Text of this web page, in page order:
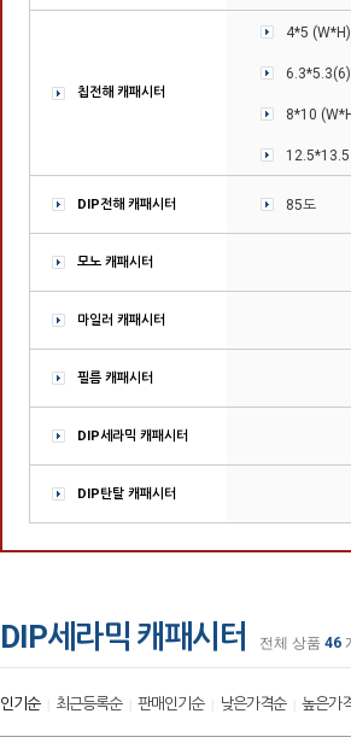
칩전해 캐패시터
4*5
8*10
12.5*13.5
DIP전해 캐패시터 85도
모노 캐패시터
마일러 캐패시터
필름 캐패시터
DIP세라믹 캐패시터
DIP탄탈 캐패시터
DIP세라믹 캐패시터 전체 상품 46
인기순| 최근등록순| 판매인기순| 낮은가격순| 높은가